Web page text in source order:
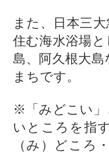
また、日本三
住む海水浴場
島、阿久根大
まちです。
※「みどこい」
いところを指
（み）どころ